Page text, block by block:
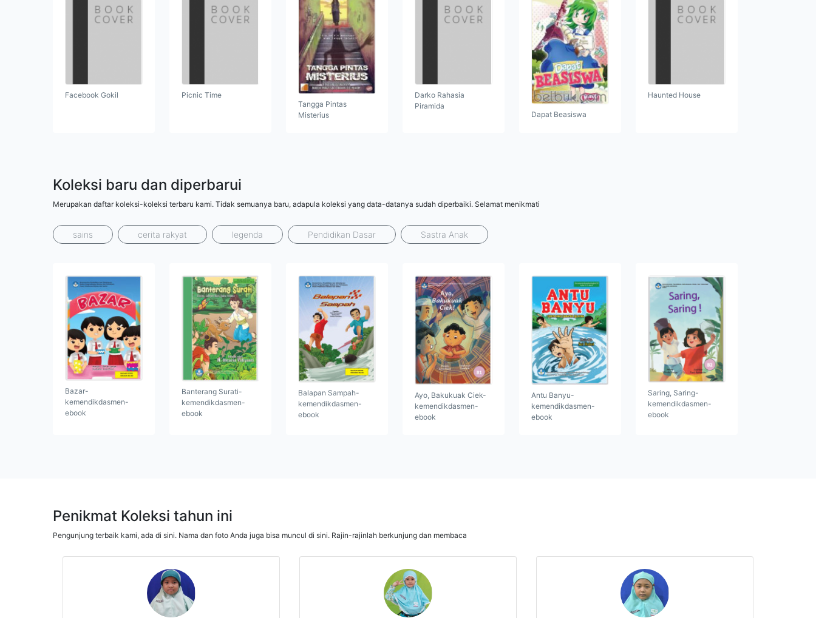
Facebook Gokil
Picnic Time
Tangga Pintas
Misterius
Darko Rahasia
Piramida
Dapat Beasiswa
Haunted House
Koleksi baru dan diperbarui
Merupakan daftar koleksi-koleksi terbaru kami. Tidak semuanya baru, adapula koleksi yang data-datanya sudah diperbaiki. Selamat menikmati
sains cerita rakyat legenda Pendidikan Dasar Sastra Anak
Bazar-
kemendikdasmen-
ebook
Banterang Surati-
kemendikdasmen-
ebook
Balapan Sampah-
kemendikdasmen-
ebook
Ayo, Bakukuak Ciek-
kemendikdasmen-
ebook
Antu Banyu-
kemendikdasmen-
ebook
Saring, Saring-
kemendikdasmen-
ebook
Penikmat Koleksi tahun ini
Pengunjung terbaik kami, ada di sini. Nama dan foto Anda juga bisa muncul di sini. Rajin-rajinlah berkunjung dan membaca